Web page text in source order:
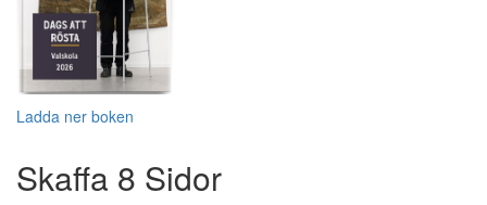
Ladda ner boken
Skaffa 8 Sidor